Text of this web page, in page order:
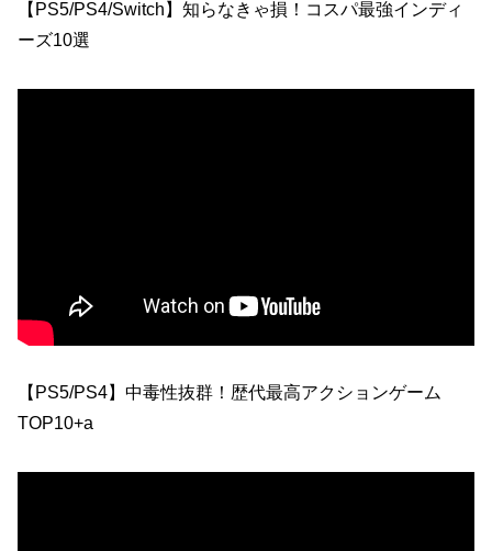
【PS5/PS4/Switch】知らなきゃ損！コスパ最強インディ
ーズ10選
【PS5/PS4】中毒性抜群！歴代最高アクションゲーム
TOP10+a